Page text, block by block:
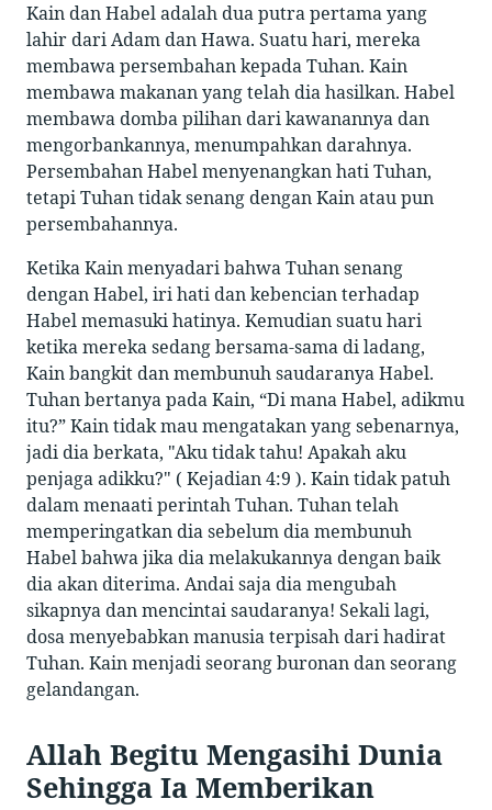
Kain dan Habel adalah dua putra pertama yang
lahir dari Adam dan Hawa. Suatu hari, mereka
membawa persembahan kepada Tuhan. Kain
membawa makanan yang telah dia hasilkan. Habel
membawa domba pilihan dari kawanannya dan
mengorbankannya, menumpahkan darahnya.
Persembahan Habel menyenangkan hati Tuhan,
tetapi Tuhan tidak senang dengan Kain atau pun
persembahannya.
Ketika Kain menyadari bahwa Tuhan senang
dengan Habel, iri hati dan kebencian terhadap
Habel memasuki hatinya. Kemudian suatu hari
ketika mereka sedang bersama-sama di ladang,
Kain bangkit dan membunuh saudaranya Habel.
Tuhan bertanya pada Kain, “Di mana Habel, adikmu
itu?” Kain tidak mau mengatakan yang sebenarnya,
jadi dia berkata, "Aku tidak tahu! Apakah aku
penjaga adikku?" ( Kejadian 4:9 ). Kain tidak patuh
dalam menaati perintah Tuhan. Tuhan telah
memperingatkan dia sebelum dia membunuh
Habel bahwa jika dia melakukannya dengan baik
dia akan diterima. Andai saja dia mengubah
sikapnya dan mencintai saudaranya! Sekali lagi,
dosa menyebabkan manusia terpisah dari hadirat
Tuhan. Kain menjadi seorang buronan dan seorang
gelandangan.
Allah Begitu Mengasihi Dunia
Sehingga Ia Memberikan